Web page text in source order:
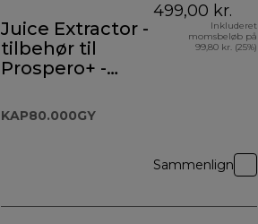
Juice Extractor -
tilbehør til
Prospero+ -
KAP80.000GY
499,00 kr.
Inkluderet
momsbeløb på
99,80 kr. (25%)
Sammenlign